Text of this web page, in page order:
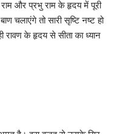
और प्रभु राम के हृदय में पूरी
चलाएंगे तो सारी सृष्टि नष्ट हो
रावण के हृदय से सीता का ध्यान